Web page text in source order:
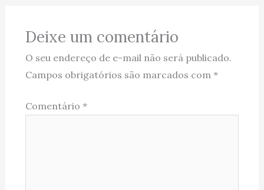
Deixe um comentário
O seu endereço de e-mail não será publicado.
Campos obrigatórios são marcados com *
Comentário *